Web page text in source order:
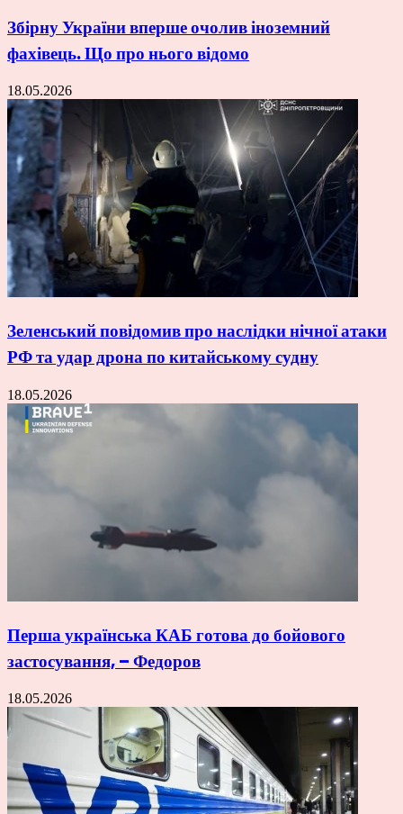
Збірну України вперше очолив іноземний
фахівець. Що про нього відомо
18.05.2026
Зеленський повідомив про наслідки нічної атаки
РФ та удар дрона по китайському судну
18.05.2026
Перша українська КАБ готова до бойового
застосування, – Федоров
18.05.2026